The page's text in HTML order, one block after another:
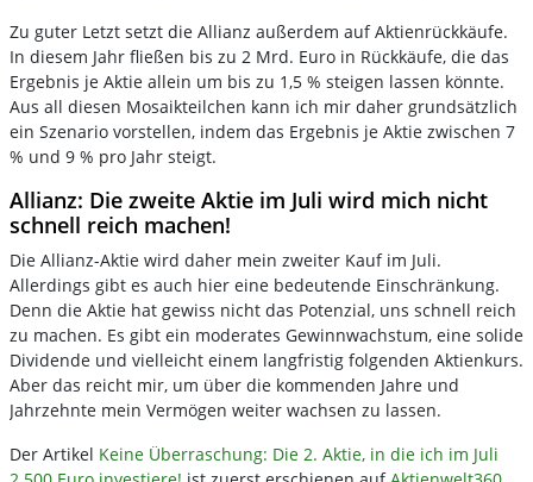
Zu guter Letzt setzt die Allianz außerdem auf Aktienrückkäufe.
In diesem Jahr fließen bis zu 2 Mrd. Euro in Rückkäufe, die das
Ergebnis je Aktie allein um bis zu 1,5 % steigen lassen könnte.
Aus all diesen Mosaikteilchen kann ich mir daher grundsätzlich
ein Szenario vorstellen, indem das Ergebnis je Aktie zwischen 7
% und 9 % pro Jahr steigt.
Allianz: Die zweite Aktie im Juli wird mich nicht
schnell reich machen!
Die Allianz-Aktie wird daher mein zweiter Kauf im Juli.
Allerdings gibt es auch hier eine bedeutende Einschränkung.
Denn die Aktie hat gewiss nicht das Potenzial, uns schnell reich
zu machen. Es gibt ein moderates Gewinnwachstum, eine solide
Dividende und vielleicht einem langfristig folgenden Aktienkurs.
Aber das reicht mir, um über die kommenden Jahre und
Jahrzehnte mein Vermögen weiter wachsen zu lassen.
Der Artikel Keine Überraschung: Die 2. Aktie, in die ich im Juli